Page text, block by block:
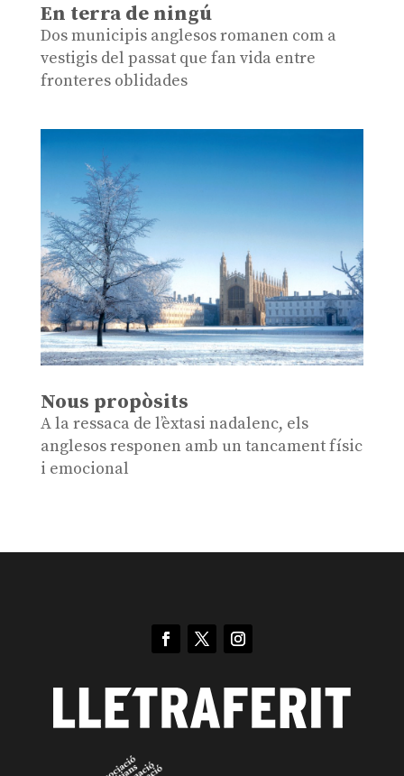
En terra de ningú
Dos municipis anglesos romanen com a
vestigis del passat que fan vida entre
fronteres oblidades
Nous propòsits
A la ressaca de l’èxtasi nadalenc, els
anglesos responen amb un tancament físic
i emocional